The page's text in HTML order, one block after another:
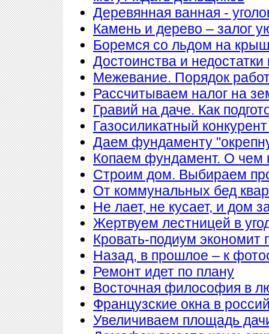
Деревянная ванная -
Камень и дерево – залог
Боремся со льдом на
Достоинства и
Межевание. Порядок
Рассчитываем налог на
Гравий на даче. Как
Газосиликатный
Даем фундаменту
Копаем фундамент. О чем
Строим дом. Выбираем
От коммунальных бед
Не лает, не кусает, и дом
Жертвуем лестницей в
Кровать-подиум экономит
Назад, в прошлое – к
Ремонт идет по плану
Восточная философия в
Французские окна в
Увеличиваем площадь